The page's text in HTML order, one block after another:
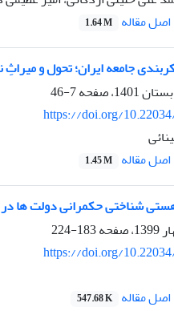
اصل مقاله 1.64 M
جامعه ایران؛ تحول و میراثِ
7-46
https://doi.org/
اصل مقاله 1.45 M
شناختی حکمرانی دولت ها در
183-224
https://doi.org/
اصل مقاله 547.68 K